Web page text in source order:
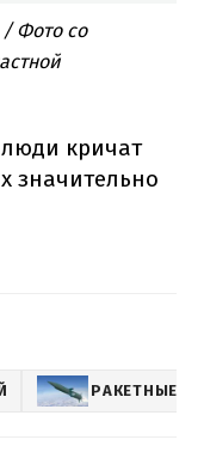
Фото со
кричат
значительно
РАКЕТНЫЕ